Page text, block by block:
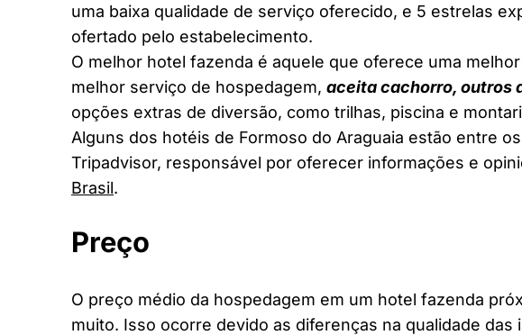
uma baixa qualidade de serviço oferecido, e 5 estrelas
ofertado pelo estabelecimento.
O melhor hotel fazenda é aquele que oferece uma
melhor serviço de hospedagem, aceita cachorro, outros
opções extras de diversão, como trilhas, piscina e
Alguns dos hotéis de Formoso do Araguaia estão entre
Tripadvisor, responsável por oferecer informações e
Brasil.
Preço
O preço médio da hospedagem em um hotel fazenda
muito. Isso ocorre devido as diferenças na qualidade das